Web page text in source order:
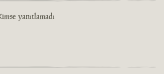
yanıtlamadı